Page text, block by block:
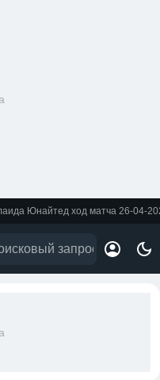
Юнайтед ход матча 26-04-